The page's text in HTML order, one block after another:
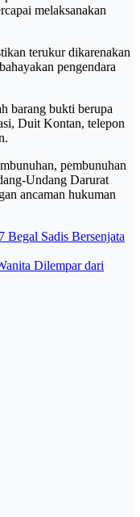
melaksanakan
terukur dikarenakan
pengendara
barang bukti berupa
Duit Kontan, telepon
pembunuhan
Undang Darurat
ancaman hukuman
Begal Sadis Bersenjata
Dilempar dari